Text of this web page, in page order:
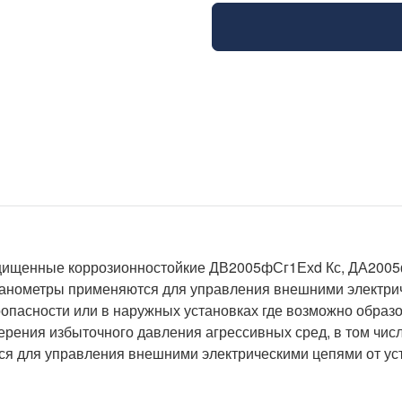
коррозионностойкие ДВ2005фСг1Ехd Кс,
применяются для управления внешними
или в наружных установках где возможно
избыточного давления агрессивных сред, в том
для управления внешними электрическими цепями от